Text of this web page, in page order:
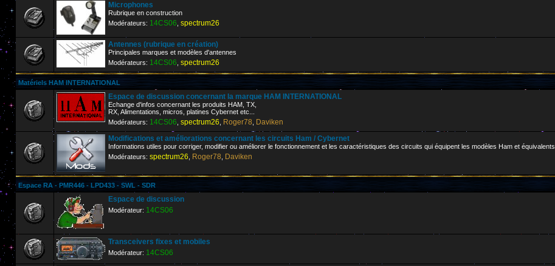
Microphones
Rubrique en construction
Modérateurs: 14CS06 spectrum26
Antennes (rubrique en création)
Principales marques et modèles d'antennes
Modérateurs: 14CS06 spectrum26
Matériels HAM INTERNATIONAL
Espace de discussion concernant la marque HAM INTERNATIONAL
Echange d'infos concernant les produits HAM, TX,
RX, Alimentations, micros, platines Cybernet etc...
Modérateurs: 14CS06 spectrum26 Roger78 Daviken
Modifications et améliorations concernant les circuits Ham / Cybernet
Informations utiles pour corriger, modifier ou améliorer le fonctionnement et les caractéristiques des circuits qui équipent les modèles Ham et équivalents.
Modérateurs: spectrum26 Roger78 Daviken
Espace RA - PMR446 - LPD433 - SWL - SDR
Espace de discussion
Modérateur: 14CS06
Transceivers fixes et mobiles
Modérateur: 14CS06